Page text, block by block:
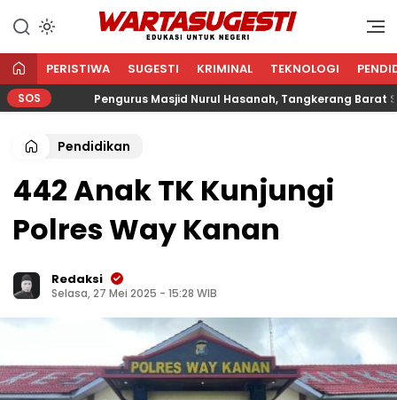
WARTA SUGESTI √ EDUKASI
Edukasi Untuk Negeri
PERISTIWA SUGESTI KRIMINAL TEKNOLOGI
SOS Pengurus Masjid Nurul Hasanah, Tangkerang Barat
Pendidikan
442 Anak TK Kunjungi
Polres Way Kanan
Redaksi
Selasa, 27 Mei 2025 - 15:28 WIB